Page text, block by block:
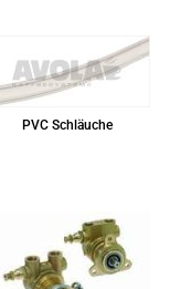
PVC Schläuche